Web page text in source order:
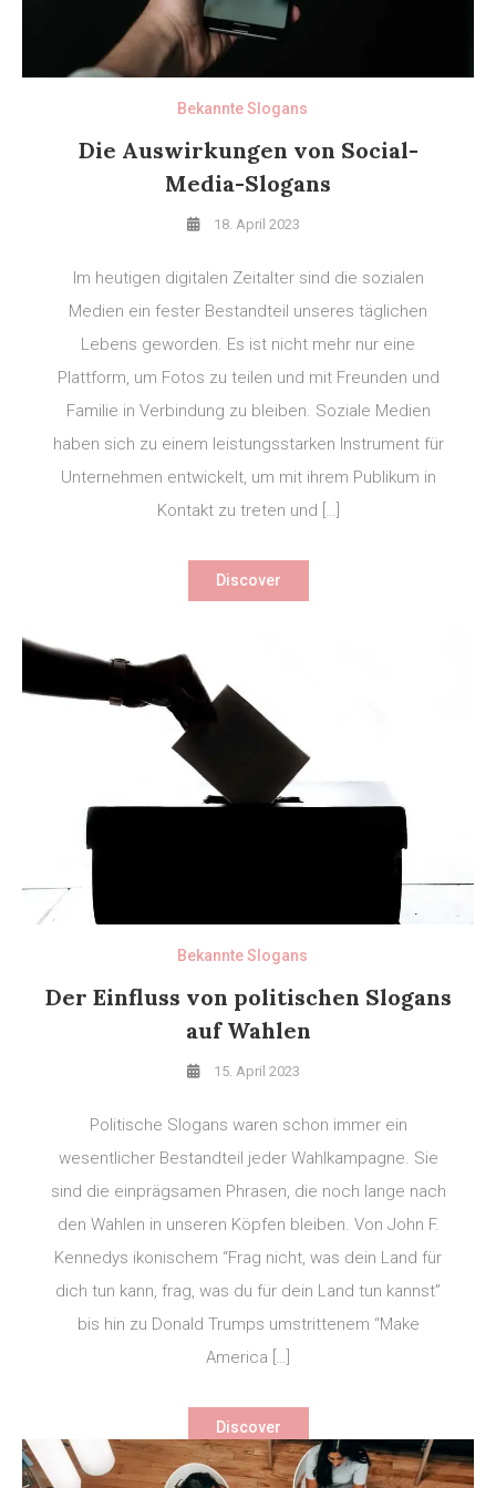
Bekannte Slogans
Die Auswirkungen von Social-
Media-Slogans
18. April 2023
Im heutigen digitalen Zeitalter sind die sozialen
Medien ein fester Bestandteil unseres täglichen
Lebens geworden. Es ist nicht mehr nur eine
Plattform, um Fotos zu teilen und mit Freunden und
Familie in Verbindung zu bleiben. Soziale Medien
haben sich zu einem leistungsstarken Instrument für
Unternehmen entwickelt, um mit ihrem Publikum in
Kontakt zu treten und […]
Discover
Bekannte Slogans
Der Einfluss von politischen Slogans
auf Wahlen
15. April 2023
Politische Slogans waren schon immer ein
wesentlicher Bestandteil jeder Wahlkampagne. Sie
sind die einprägsamen Phrasen, die noch lange nach
den Wahlen in unseren Köpfen bleiben. Von John F.
Kennedys ikonischem “Frag nicht, was dein Land für
dich tun kann, frag, was du für dein Land tun kannst”
bis hin zu Donald Trumps umstrittenem “Make
America […]
Discover